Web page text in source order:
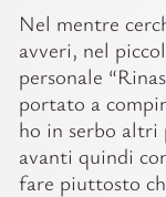
Nel mentre
avveri, nel
personale
portato a
ho in serbo altri
avanti quindi
fare piuttosto